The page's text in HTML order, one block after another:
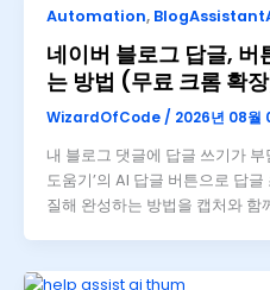
Automation,
네이버 블로그 답글,
는 방법 (무료 크롬 확
WizardOfCode / 2026년 08월
내 블로그 댓글에 답글 쓰기가
도움기’의 AI 답글 버튼으로 답
질해 완성하는 방법을 캡처와 함